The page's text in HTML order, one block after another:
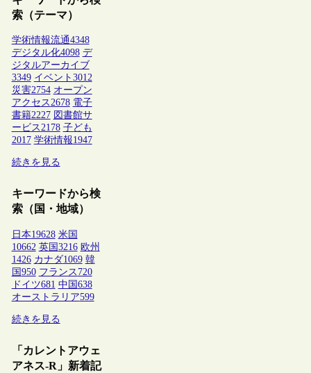
索（テーマ）
学術情報流通4348
デジタル化4098 デ
ジタルアーカイブ
3349 イベント 3012
災害2754 オープン
アクセス2678 電子
書籍2227 図書館サ
ービス2178 子ども
2017 学術情報1947
続きを見る
キーワードから検
索（国・地域）
日本19628 米国
10662 英国3216 欧州
1426 カナダ1069 韓
国950 フランス 720
ドイツ681 中国638
オーストラリア599
続きを見る
「カレントアウェ
アネス-R」新着記